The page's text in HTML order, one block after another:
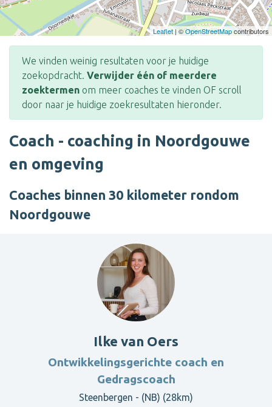
Leaflet| ©OpenStreetMapcontributors
We vinden weinig resultaten voor je huidige
zoekopdracht. Verwijder één of meerdere
zoektermen om meer coaches te vinden OF scroll
door naar je huidige zoekresultaten hieronder.
Coach - coaching in Noordgouwe
en omgeving
Coaches binnen 30 kilometer rondom
Noordgouwe
Ilke van Oers
Ontwikkelingsgerichte coach en
Gedragscoach
Steenbergen - (NB) (28km)